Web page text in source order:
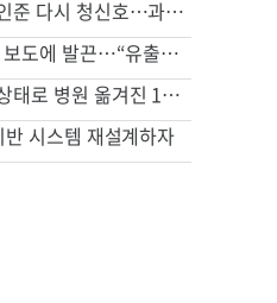
'트럼프 충성파' 美법무 인준 다시 청신호…과반 찬성표 확보(종합)
트럼프, ‘미군 탄약 부족’ 보도에 발끈…“유출자 색출하라”
교회서 고열·의식 저하 상태로 병원 옮겨진 11세 결국 사망
시스템 재설계하자